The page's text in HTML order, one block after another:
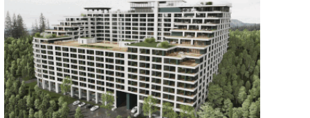
стартапами на Seaside Startup
Summit
10:12:55 3-08-2026
В мобильном приложении Юнибанка
теперь можно зарегистрироваться
также с помощью imID